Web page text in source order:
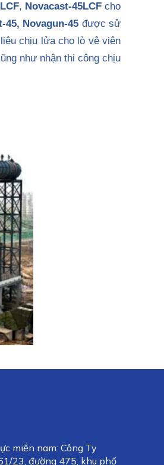
, Novacast-45LCFcho
45, Novagun-45 được sử
chịu lửa cho lò vê viên
như nhận thi công chịu
miền nam: Công Ty
23, đường 475, khu phố